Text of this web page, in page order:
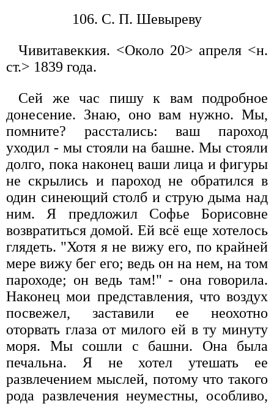
106. С. П. Шевыреву
Чивитавеккия. <Около 20> апреля <н.
ст.> 1839 года.
Сей же час пишу к вам подробное
донесение. Знаю, оно вам нужно. Мы,
помните? расстались: ваш пароход
уходил - мы стояли на башне. Мы стояли
долго, пока наконец ваши лица и фигуры
не скрылись и пароход не обратился в
один синеющий столб и струю дыма над
ним. Я предложил Софье Борисовне
возвратиться домой. Ей всё еще хотелось
глядеть. "Хотя я не вижу его, по крайней
мере вижу бег его; ведь он на нем, на том
пароходе; он ведь там!" - она говорила.
Наконец мои представления, что воздух
посвежел, заставили ее неохотно
оторвать глаза от милого ей в ту минуту
моря. Мы сошли с башни. Она была
печальна. Я не хотел утешать ее
развлечением мыслей, потому что такого
рода развлечения неуместны, особливо,